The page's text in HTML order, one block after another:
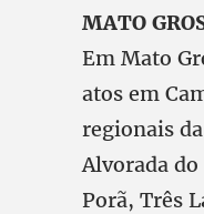
MATO
Em Mato
atos em
regionais
Alvorada
Porã, Três